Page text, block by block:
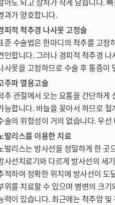
과가 양호합니다.
피적 척추경 나사못 고정술
준 수술법은 한마디의 척추를 고
인합니다. 그러나 경피적 척추경
사못을 고정하므로 수술 후 통증이
주파 열응고술
추 관절에서 오는 요통을 간단하게
능합니다. 바늘을 꽂아서 하므로
술의 위험성이 거의 없습니다. 우
발리스를 이용한 치료
발리스는 방사선을 정밀하게 한 곳
사선치료기와 다르게 방사선의 세
적하여 정확한 위치에 방사선이 도
위를 치료할 수 있으며 병변의 크
력이 있습니다. 최근에는 척추암